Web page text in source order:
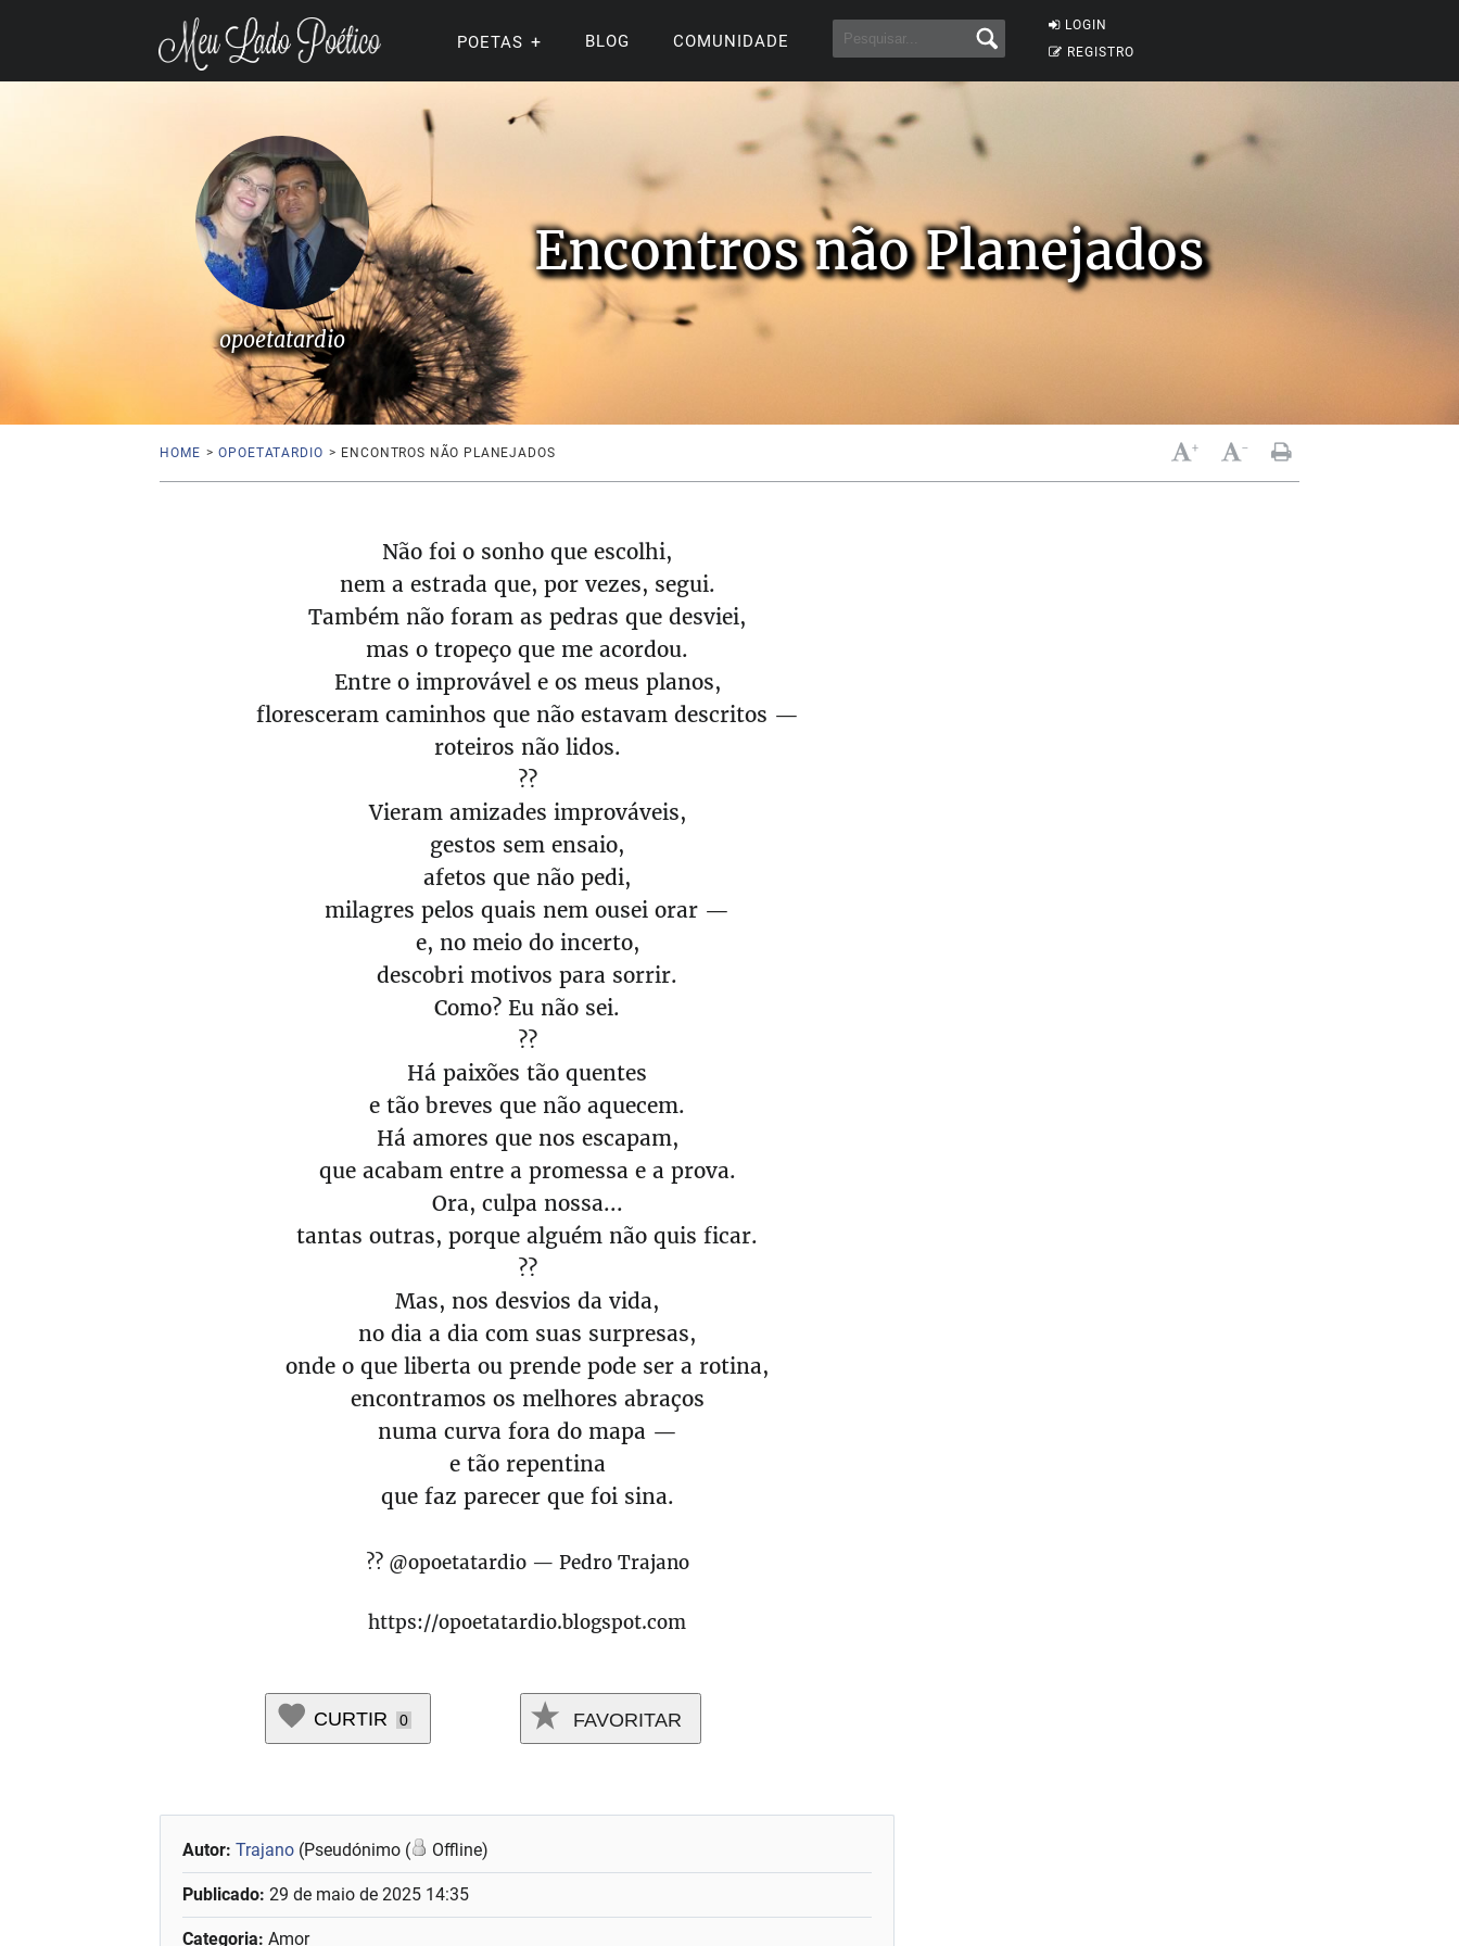
LOGIN
REGISTRO
POETAS BLOG COMUNIDADE
Encontros não Planejados
opoetatardio
HOME > OPOETATARDIO > ENCONTROS NÃO PLANEJADOS + -
Não foi o sonho que escolhi,
nem a estrada que, por vezes, segui.
Também não foram as pedras que desviei,
mas o tropeço que me acordou.
Entre o improvável e os meus planos,
floresceram caminhos que não estavam descritos —
roteiros não lidos.
??
Vieram amizades improváveis,
gestos sem ensaio,
afetos que não pedi,
milagres pelos quais nem ousei orar —
e, no meio do incerto,
descobri motivos para sorrir.
Como? Eu não sei.
??
Há paixões tão quentes
e tão breves que não aquecem.
Há amores que nos escapam,
que acabam entre a promessa e a prova.
Ora, culpa nossa...
tantas outras, porque alguém não quis ficar.
??
Mas, nos desvios da vida,
no dia a dia com suas surpresas,
onde o que liberta ou prende pode ser a rotina,
encontramos os melhores abraços
numa curva fora do mapa —
e tão repentina
que faz parecer que foi sina.
?? @opoetatardio — Pedro Trajano
https://opoetatardio.blogspot.com
CURTIR 0 FAVORITAR
Autor:Trajano (Pseudónimo ( Offline)
Publicado:29 de maio de 2025 14:35
Categoria: Amor